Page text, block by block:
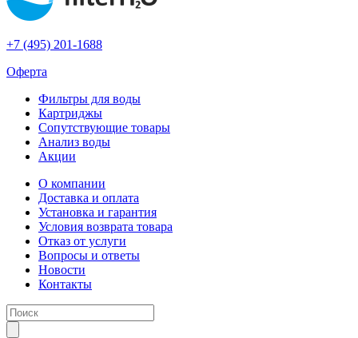
+7 (495) 201-1688
Оферта
Фильтры для воды
Картриджы
Сопутствующие товары
Анализ воды
Акции
О компании
Доставка и оплата
Установка и гарантия
Условия возврата товара
Отказ от услуги
Вопросы и ответы
Новости
Контакты